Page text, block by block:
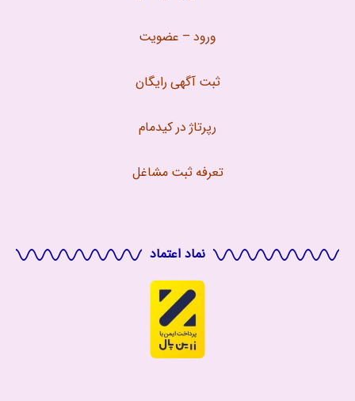
ورود – عضویت
ثبت آگهی رایگان
رپرتاژ در کیدمام
تعرفه ثبت مشاغل
نماد اعتماد